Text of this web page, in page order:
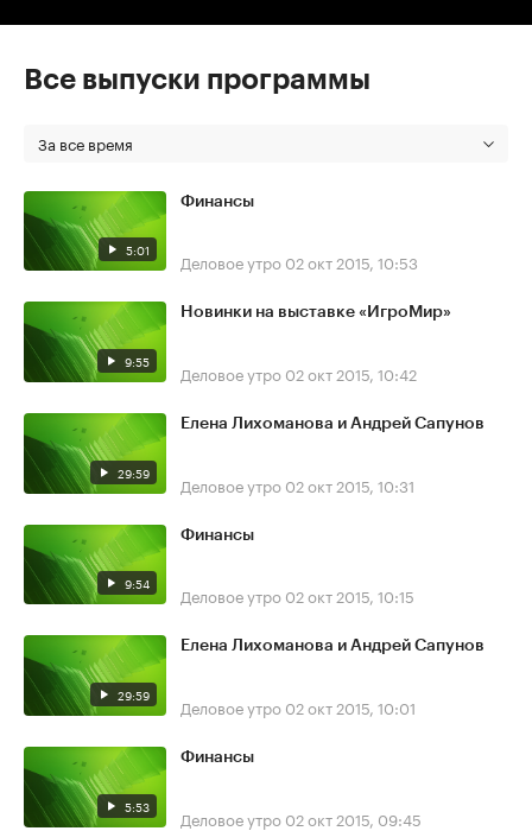
Все выпуски программы
За все время
5:01
Финансы
Деловое утро 02 окт 2015, 10:53
9:55
Новинки на выставке «ИгроМир»
Деловое утро 02 окт 2015, 10:42
29:59
Елена Лихоманова и Андрей Сапунов
Деловое утро 02 окт 2015, 10:31
9:54
Финансы
Деловое утро 02 окт 2015, 10:15
29:59
Елена Лихоманова и Андрей Сапунов
Деловое утро 02 окт 2015, 10:01
5:53
Финансы
Деловое утро 02 окт 2015, 09:45